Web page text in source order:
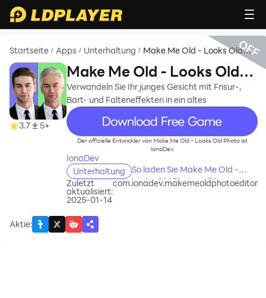
Startseite / Apps / Unterhaltung / Make Me Old - Looks Old
3.7 5+
Make Me Old - Looks Old
Photo
Verwandeln Sie Ihr junges Gesicht mit Frisur-,
Bart- und Falteneffekten in ein altes
recommend
Der offizielle Entwickler von Make Me Old - Looks Old Photo ist
IonaDev.
IonaDev
Unterhaltung
So laden Sie Make Me Old -
Looks Old Photo auf Ihren
Zuletzt
aktualisiert:
2025-01-14
com.ionadev.makemeoldphotoeditor
Aktie:
OFF